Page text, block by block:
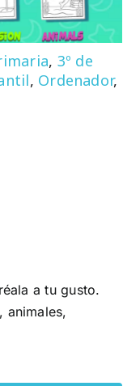
, 3º de
, Ordenador,
a tu gusto.
animales,